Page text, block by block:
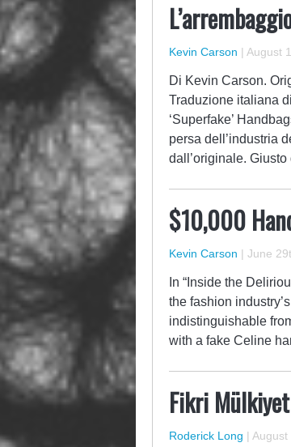
Kevin Carson | August
Di Kevin Carson.
Traduzione italiana
‘Superfake’
persa dell’industria
dall’originale.
$10,000
Kevin Carson | June
In “Inside the
the fashion
indistinguishable
with a fake Celine
Fikri
Roderick Long |